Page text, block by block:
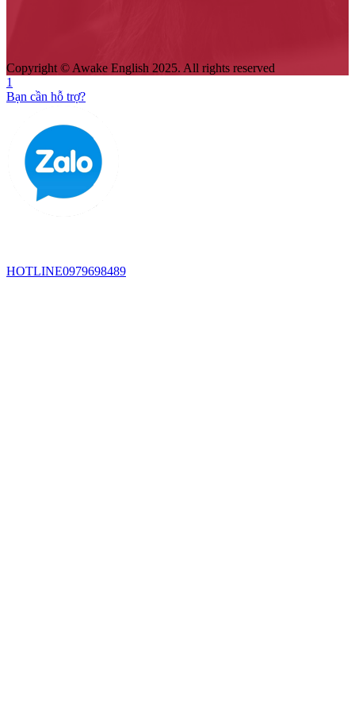
Copyright © Awake English 2025. All rights reserved
1
Bạn cần hỗ trợ?
HOTLINE0979698489